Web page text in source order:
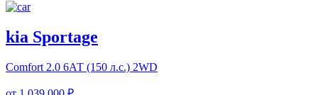
kia Sportage
Comfort 2.0 6АТ (150 л.с.) 2WD